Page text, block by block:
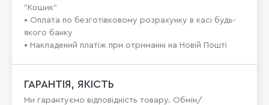
"Кошик"
• Оплата по безготівковому розрахунку в касі будь-
якого банку
• Накладений платіж при отриманні на Новій Пошті
ГАРАНТІЯ, ЯКІСТЬ
Ми гарантуємо відповідність товару. Обмін/